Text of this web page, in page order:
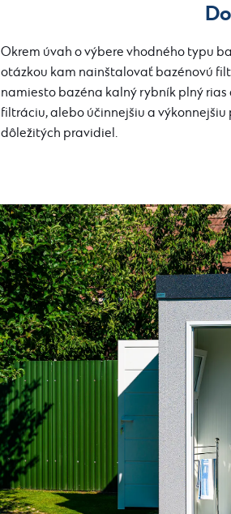
Okrem úvah o výbere vhodného typu
otázkou kam nainštalovať bazénovú
namiesto bazéna kalný rybník plný
filtráciu, alebo účinnejšiu a
dôležitých pravidiel.